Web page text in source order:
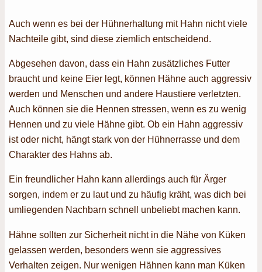
Auch wenn es bei der Hühnerhaltung mit Hahn nicht viele
Nachteile gibt, sind diese ziemlich entscheidend.
Abgesehen davon, dass ein Hahn zusätzliches Futter
braucht und keine Eier legt, können Hähne auch aggressiv
werden und Menschen und andere Haustiere verletzten.
Auch können sie die Hennen stressen, wenn es zu wenig
Hennen und zu viele Hähne gibt. Ob ein Hahn aggressiv
ist oder nicht, hängt stark von der Hühnerrasse und dem
Charakter des Hahns ab.
Ein freundlicher Hahn kann allerdings auch für Ärger
sorgen, indem er zu laut und zu häufig kräht, was dich bei
umliegenden Nachbarn schnell unbeliebt machen kann.
Hähne sollten zur Sicherheit nicht in die Nähe von Küken
gelassen werden, besonders wenn sie aggressives
Verhalten zeigen. Nur wenigen Hähnen kann man Küken